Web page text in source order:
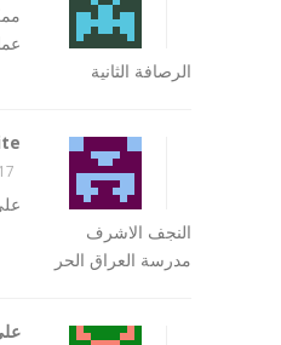
الرصافة الثانية
النجف الاشرف
مدرسة العراق الحر